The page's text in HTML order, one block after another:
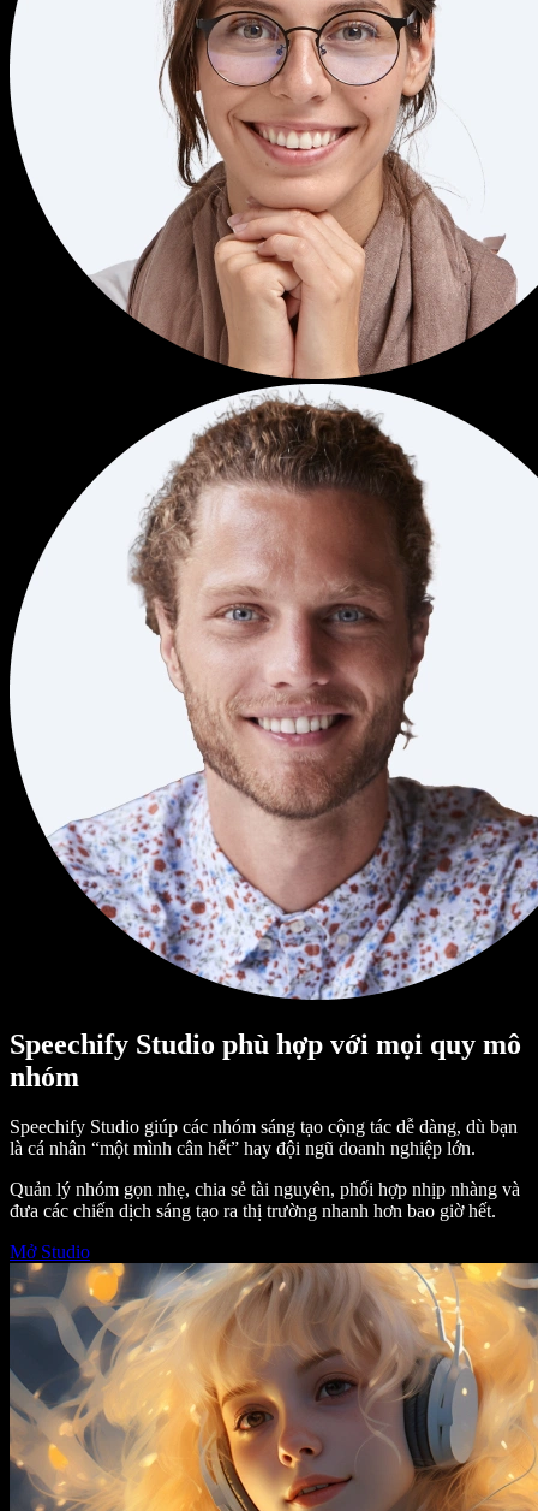
Speechify Studio phù hợp với mọi quy mô
nhóm
Speechify Studio giúp các nhóm sáng tạo cộng tác dễ dàng, dù bạn
là cá nhân “một mình cân hết” hay đội ngũ doanh nghiệp lớn.
Quản lý nhóm gọn nhẹ, chia sẻ tài nguyên, phối hợp nhịp nhàng và
đưa các chiến dịch sáng tạo ra thị trường nhanh hơn bao giờ hết.
Mở Studio